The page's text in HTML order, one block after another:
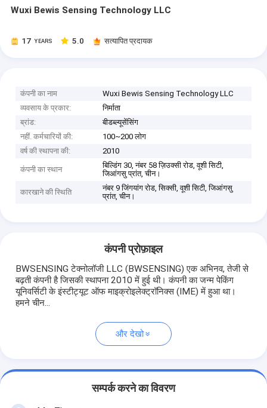
Wuxi Bewis Sensing Technology LLC
17 YEARS 5.0 सत्यापित प्रदायक
कंपनी का नाम
Wuxi Bewis Sensing Technology LLC
व्यवसाय के प्रकार:
निर्माता
ब्रांड:
बीडब्ल्यूसेंसिंग
नहीं. कर्मचारियों की:
100~200 लोग
वर्ष की स्थापना की:
2010
कंपनी का स्थान
बिल्डिंग 30, नंबर 58 ज़िउक्सी रोड, वूशी सिटी,
जिआंगसु प्रांत, चीन।
कारखाने की स्थिति
नंबर 9 जिंगयांग रोड, सिक्सी, वूशी सिटी, जिआंगसु
प्रांत, चीन।
कंपनी प्रोफ़ाइल
BWSENSING टेक्नोलॉजी LLC (BWSENSING) एक अभिनव, तेजी से
बढ़ती कंपनी है जिसकी स्थापना 2010 में हुई थी। कंपनी का जन्म पेकिंग
यूनिवर्सिटी के इंस्टीट्यूट ऑफ माइक्रोइलेक्ट्रॉनिक्स (IME) में हुआ था।
हमने चीन...
और देखो
सम्पर्क करने का विवरण